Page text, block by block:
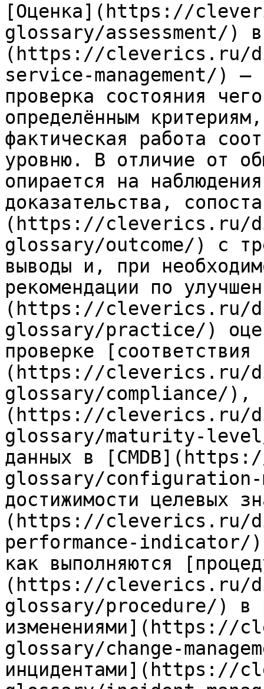
[Оценка](https://
glossary/assessment/)
(https://cleverics.ru/
service-management/) —
проверка состояния
определённым
фактическая работа
уровню. В отличие от
опирается на
доказательства,
(https://cleverics.ru/
glossary/outcome/) с
выводы и, при
рекомендации по
(https://cleverics.ru/
glossary/practice/)
проверке [соответствия
(https://cleverics.ru/
glossary/compliance/),
(https://cleverics.ru/
glossary/maturity-level/
данных в
glossary/configuration-
достижимости целевых
(https://cleverics.ru/
performance-indicator/
как выполняются
(https://cleverics.ru/
glossary/procedure/) в
glossary/change-